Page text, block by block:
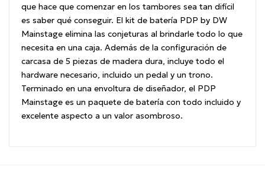
que hace que comenzar en los tambores sea tan difícil
es saber qué conseguir. El kit de batería PDP by DW
Mainstage elimina las conjeturas al brindarle todo lo que
necesita en una caja. Además de la configuración de
carcasa de 5 piezas de madera dura, incluye todo el
hardware necesario, incluido un pedal y un trono.
Terminado en una envoltura de diseñador, el PDP
Mainstage es un paquete de batería con todo incluido y
excelente aspecto a un valor asombroso.